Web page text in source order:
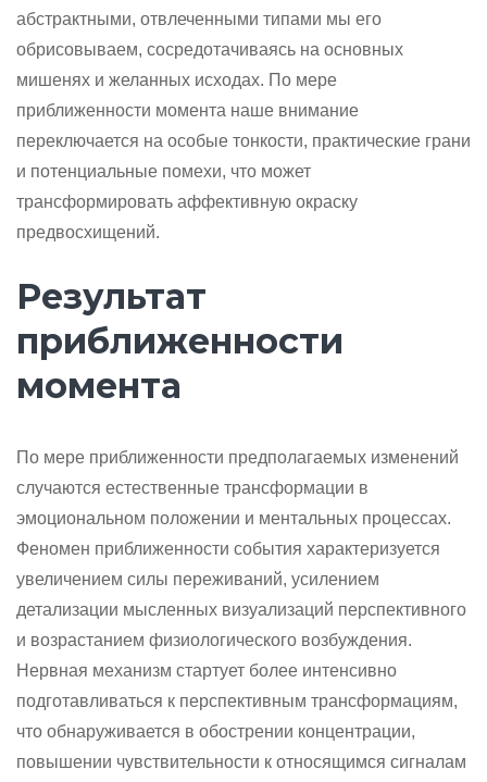
абстрактными, отвлеченными типами мы его
обрисовываем, сосредотачиваясь на основных
мишенях и желанных исходах. По мере
приближенности момента наше внимание
переключается на особые тонкости, практические грани
и потенциальные помехи, что может
трансформировать аффективную окраску
предвосхищений.
Результат
приближенности
момента
По мере приближенности предполагаемых изменений
случаются естественные трансформации в
эмоциональном положении и ментальных процессах.
Феномен приближенности события характеризуется
увеличением силы переживаний, усилением
детализации мысленных визуализаций перспективного
и возрастанием физиологического возбуждения.
Нервная механизм стартует более интенсивно
подготавливаться к перспективным трансформациям,
что обнаруживается в обострении концентрации,
повышении чувствительности к относящимся сигналам